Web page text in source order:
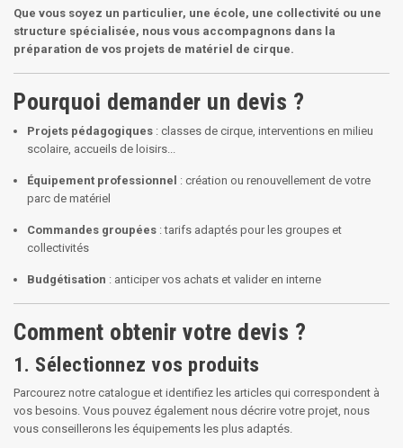
Que vous soyez un particulier, une école, une collectivité ou une
structure spécialisée, nous vous accompagnons dans la
préparation de vos projets de matériel de cirque.
Pourquoi demander un devis ?
Projets pédagogiques : classes de cirque, interventions en milieu
scolaire, accueils de loisirs...
Équipement professionnel : création ou renouvellement de votre
parc de matériel
Commandes groupées : tarifs adaptés pour les groupes et
collectivités
Budgétisation : anticiper vos achats et valider en interne
Comment obtenir votre devis ?
1. Sélectionnez vos produits
Parcourez notre catalogue et identifiez les articles qui correspondent à
vos besoins. Vous pouvez également nous décrire votre projet, nous
vous conseillerons les équipements les plus adaptés.